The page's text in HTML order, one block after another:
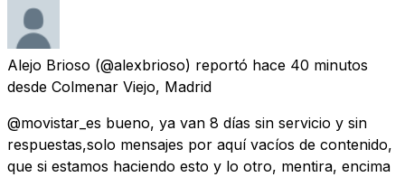
Alejo Brioso (@alexbrioso) reportó hace 40 minutos
desde Colmenar Viejo, Madrid
@movistar_es bueno, ya van 8 días sin servicio y sin
respuestas,solo mensajes por aquí vacíos de contenido,
que si estamos haciendo esto y lo otro, mentira, encima